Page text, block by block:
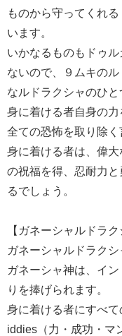
ものから守ってくれ
います。
いかなるものもドゥ
ないので、９ムキの
なルドラクシャのひと
身に着ける者自身の力
全ての恐怖を取り除く
身に着ける者は、偉大
の祝福を得、忍耐力
るでしょう。
【ガネーシャルドラク
ガネーシャルドラク
ガネーシャ神は、イ
りを捧げられます。
身に着ける者にすべ
iddies（力・成功・マ